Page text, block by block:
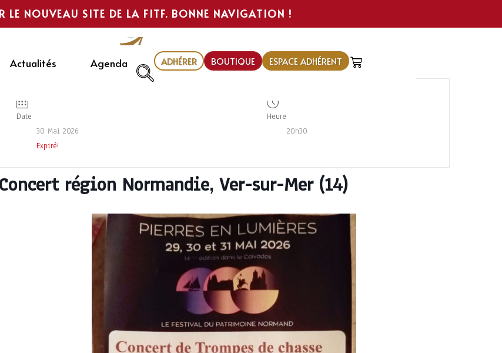
LE NOUVEAU SITE DE LA FITF. BONNE NAVIGATION !
Actualités
Agenda
ADHÉRER BOUTIQUE ESPACE ADHÉRENT
Date
30 Mai 2026
Expiré!
Heure
20h30
Concert région Normandie, Ver-sur-Mer (14)